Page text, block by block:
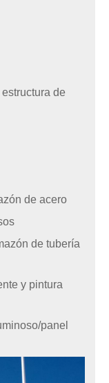
de
de acero
de tubería
y pintura
panel